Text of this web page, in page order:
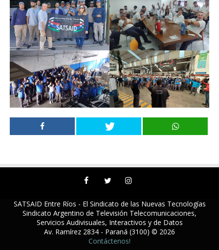
SATSAID Entre Ríos - El Sindicato de las Nuevas Tecnologías
Sindicato Argentino de Televisión Telecomunicaciones,
Servicios Audivisuales, Interactivos y de Datos
Av. Ramírez 2834 - Paraná (3100) © 2026
Contáctenos!